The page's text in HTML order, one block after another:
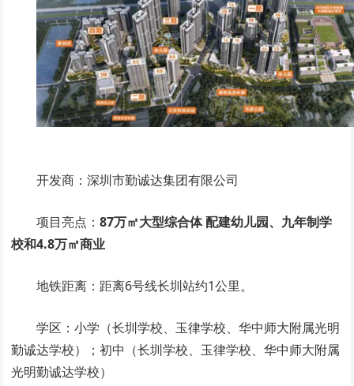
开发商：深圳市勤诚达集团有限公司
项目亮点：87万㎡大型综合体 配建幼儿园、九年制学
校和4.8万㎡商业
地铁距离：距离6号线长圳站约1公里。
学区：小学（长圳学校、玉律学校、华中师大附属光明
勤诚达学校）；初中（长圳学校、玉律学校、华中师大附属
光明勤诚达学校）